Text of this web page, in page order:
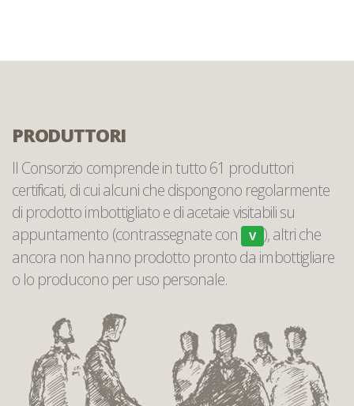
PRODUTTORI
Il Consorzio comprende in tutto 61 produttori
certificati, di cui alcuni che dispongono regolarmente
di prodotto imbottigliato e di acetaie visitabili su
appuntamento (contrassegnate con V ), altri che
ancora non hanno prodotto pronto da imbottigliare
o lo producono per uso personale.